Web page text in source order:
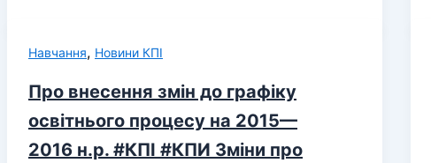
Навчання, Новини КПІ
Про внесення змін до графіку
освітнього процесу на 2015—
2016 н.р. #КПІ #КПИ Зміни про